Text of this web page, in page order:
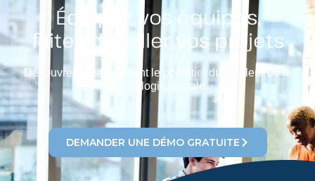
Équipez vos équipes,
faites décoller vos projets
Découvrez dès à présent le potentiel du meilleur de la
technologie digitale.
DEMANDER UNE DÉMO GRATUITE